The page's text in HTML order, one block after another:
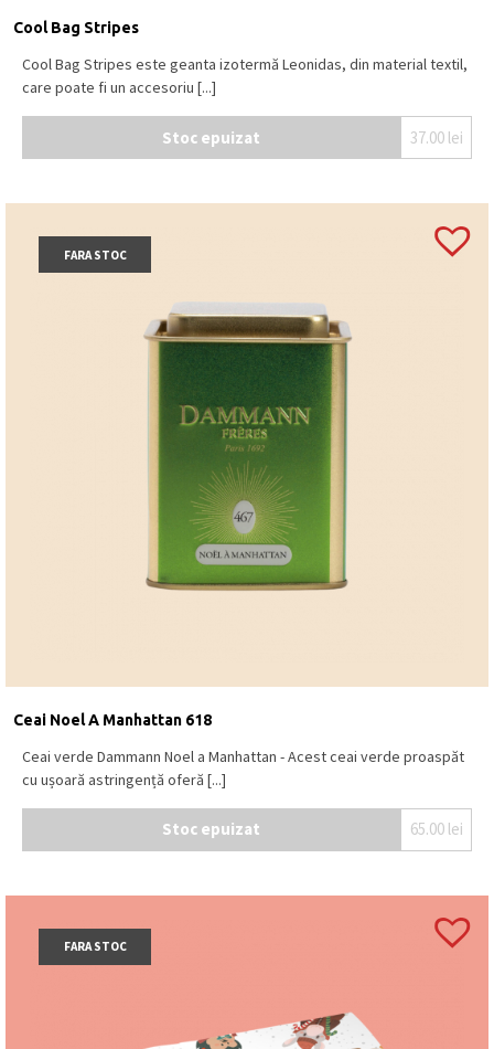
Cool Bag Stripes
Cool Bag Stripes este geanta izotermă Leonidas, din material textil,
care poate fi un accesoriu [...]
Stoc epuizat 37.00 lei
FARA STOC
Ceai Noel A Manhattan 618
Ceai verde Dammann Noel a Manhattan - Acest ceai verde proaspăt
cu ușoară astringență oferă [...]
Stoc epuizat 65.00 lei
FARA STOC